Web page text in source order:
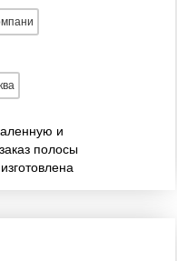
и
полосы